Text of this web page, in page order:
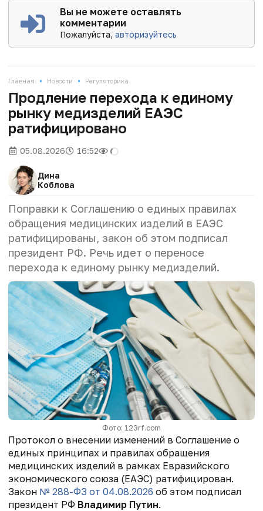
Вы не можете оставлять
комментарии
Пожалуйста,авторизуйтесь
Главная • Новости • Регуляторика
Продление перехода к единому
рынку медизделий ЕАЭС
ратифицировано
05.08.2026 16:52
Дина
Коблова
Поправки к Соглашению о единых правилах
обращения медицинских изделий в ЕАЭС
ратифицированы, закон об этом подписал
президент РФ. Речь идет о переносе
перехода к единому рынку медизделий.
Фото: 123rf.com
Протокол о внесении изменений в Соглашение о
единых принципах и правилах обращения
медицинских изделий в рамках Евразийского
экономического союза (ЕАЭС) ратифицирован.
Закон № 288-ФЗ от 04.08.2026 об этом подписал
президент РФ Владимир Путин.